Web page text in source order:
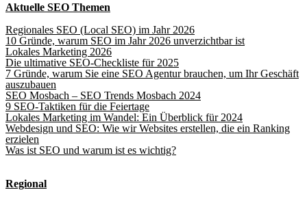
Aktuelle SEO Themen
Regionales SEO (Local SEO) im Jahr 2026
10 Gründe, warum SEO im Jahr 2026 unverzichtbar ist
Lokales Marketing 2026
Die ultimative SEO-Checkliste für 2025
7 Gründe, warum Sie eine SEO Agentur brauchen, um Ihr Geschäft
auszubauen
SEO Mosbach – SEO Trends Mosbach 2024
9 SEO-Taktiken für die Feiertage
Lokales Marketing im Wandel: Ein Überblick für 2024
Webdesign und SEO: Wie wir Websites erstellen, die ein Ranking
erzielen
Was ist SEO und warum ist es wichtig?
Regional